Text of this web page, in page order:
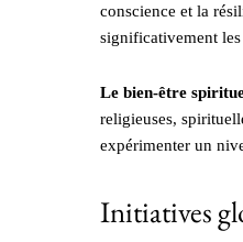
conscience et la
significativement
Le bien-être
religieuses,
expérimenter un
Initiatives